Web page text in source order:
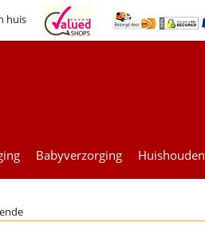
huis
Babyverzorging Huishouden